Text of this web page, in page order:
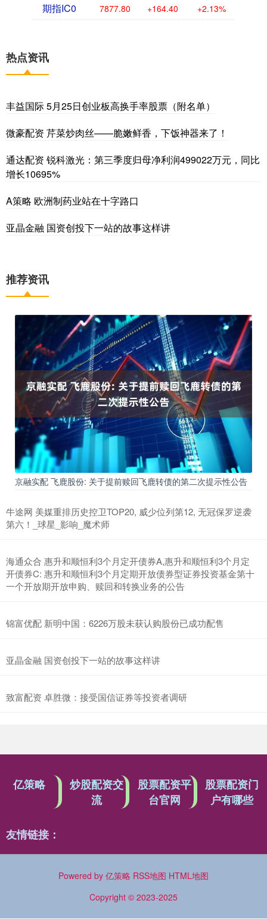
期指IC0 7877.80 +164.40 +2.13%
热点资讯
丰益国际 5月25日创业板高换手率股票（附名单）
微豪配资 芹菜炒肉丝——脆嫩鲜香，下饭神器来了！
通达配资 锐科激光：第三季度归母净利润499022万元，同比
增长10695%
A策略 欧洲制药业站在十字路口
亚晶金融 国资创投下一站的故事这样讲
推荐资讯
京融实配 飞鹿股份: 关于提前赎回飞鹿转债的第二次提示性公告
牛途网 美媒重排历史控卫TOP20, 威少位列第12, 无冠保罗逆袭
第六！_球星_影响_魔术师
海通众合 惠升和顺恒利3个月定开债券A,惠升和顺恒利3个月定
开债券C: 惠升和顺恒利3个月定期开放债券型证券投资基金第十
一个开放期开放申购、赎回和转换业务的公告
锦富优配 新明中国：6226万股未获认购股份已成功配售
亚晶金融 国资创投下一站的故事这样讲
致富配资 卓胜微：接受国信证券等投资者调研
亿策略
炒股配资交
流
股票配资平
台官网
股票配资门
户有哪些
友情链接：
Powered by 亿策略 RSS地图 HTML地图
Copyright © 2023-2025